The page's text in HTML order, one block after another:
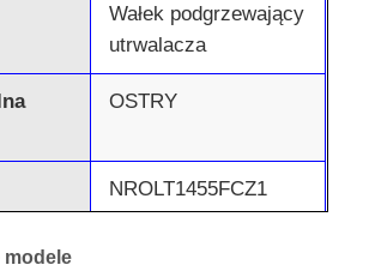
Wałek podgrzewający
utrwalacza
OSTRY
NROLT1455FCZ1
modele